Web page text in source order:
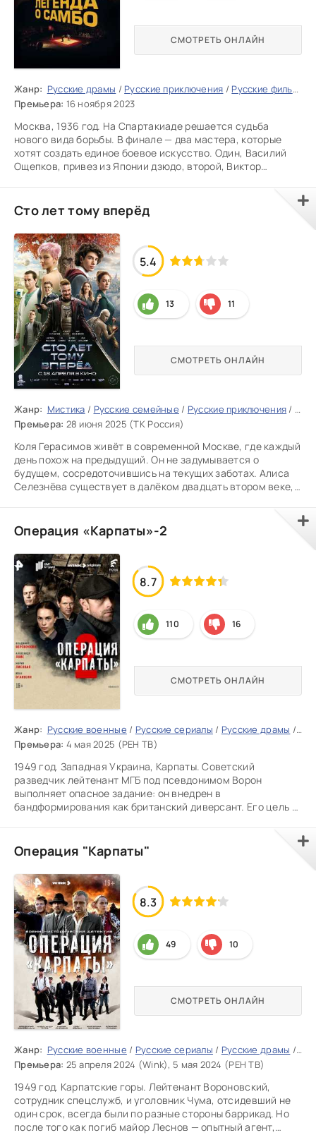
Жанр: Русские драмы / Русские приключения / Русские фильмы 2022
Премьера: 16 ноября 2023
Москва, 1936 год. На Спартакиаде решается судьба
нового вида борьбы. В финале — два мастера, которые
хотят создать единое боевое искусство. Один, Василий
Ощепков, привез из Японии дзюдо, второй, Виктор
СМОТРЕТЬ ОНЛАЙН
Сто лет тому вперёд
Жанр: Мистика / Русские семейные / Русские приключения /
Премьера: 28 июня 2025 (ТК Россия)
Коля Герасимов живёт в современной Москве, где каждый
день похож на предыдущий. Он не задумывается о
будущем, сосредоточившись на текущих заботах. Алиса
Селезнёва существует в далёком двадцать втором веке,
СМОТРЕТЬ ОНЛАЙН
5.4
13 11
Операция «Карпаты»-2
Жанр: Русские военные / Русские сериалы / Русские драмы /
Премьера: 4 мая 2025 (РЕН ТВ)
1949 год. Западная Украина, Карпаты. Советский
разведчик лейтенант МГБ под псевдонимом Ворон
выполняет опасное задание: он внедрен в
бандформирования как британский диверсант. Его цель —
СМОТРЕТЬ ОНЛАЙН
8.7
110 16
Операция "Карпаты"
Жанр: Русские военные / Русские сериалы / Русские драмы /
Премьера: 25 апреля 2024 (Wink), 5 мая 2024 (РЕН ТВ)
1949 год. Карпатские горы. Лейтенант Вороновский,
сотрудник спецслужб, и уголовник Чума, отсидевший не
один срок, всегда были по разные стороны баррикад. Но
после того как погиб майор Леснов — опытный агент,
СМОТРЕТЬ ОНЛАЙН
8.3
49 10